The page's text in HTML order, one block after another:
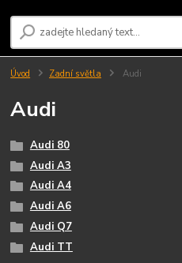
Úvod Zadní světla Audi
Audi
Audi 80
Audi A3
Audi A4
Audi A6
Audi Q7
Audi TT